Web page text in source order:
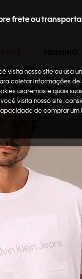
frete ou
visita nosso site ou
coletar informações
usaremos e quais
visita nosso site,
de comprar